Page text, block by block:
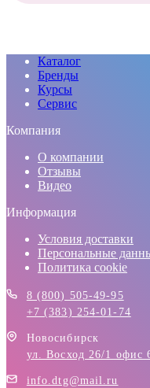
Каталог
Бренды
Курсы
Сервис
Компания
О компании
Отзывы
Видео
Информация
Условия доставки
Персональные
Политика cookie
8 (800) 505-49-95
+7 (383) 254-01-74
Новосибирск
ул. Восход 26/1 офис
info.dtg@mail.ru